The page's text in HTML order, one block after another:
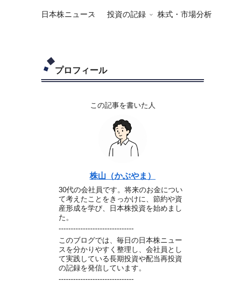
日本株ニュース 投資の記録 株式・市場分析
プロフィール
この記事を書いた人
株山（かぶやま）
30代の会社員です。将来のお金につい
て考えたことをきっかけに、節約や資
産形成を学び、日本株投資を始めまし
た。
-------------------------------
このブログでは、毎日の日本株ニュー
スを分かりやすく整理し、会社員とし
て実践している長期投資や配当再投資
の記録を発信しています。
-------------------------------